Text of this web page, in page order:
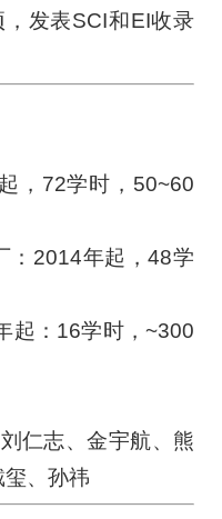
发表SCI和EI收录
，72学时，50~60
：2014年起，48学
起：16学时，~300
仁志、金宇航、熊
、孙祎